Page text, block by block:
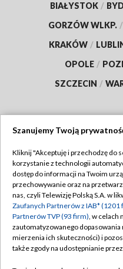
BIAŁYSTOK /
GORZÓW WLKP. /
KRAKÓW /
OPOLE /
SZCZECIN /
Abonament TVP
Emisja w TVP
Centrum informacji TVP
Naziemna Telewizja
Szanujemy Twoją
Kliknij "Akceptuję i przechodzę do
korzystanie z technologii
dostęp do informacji na Twoim
przechowywanie oraz na
nas, czyli Telewizję Polską S.A. w
Zaufanych Partnerów z IAB* (1201
Partnerów TVP (93 firm), w celach
zautomatyzowanego
mierzenia ich skuteczności) i
także zgody na udostępnianie